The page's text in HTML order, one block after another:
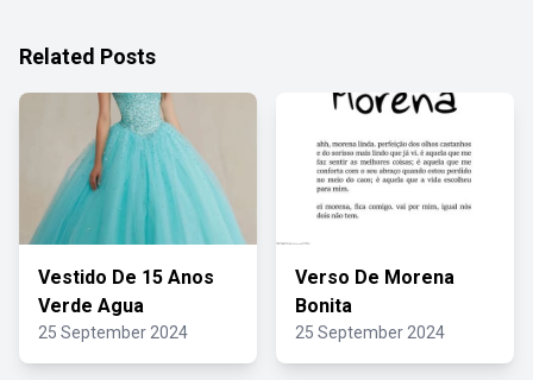
Related Posts
Vestido De 15 Anos
Verde Agua
25 September 2024
Verso De Morena
Bonita
25 September 2024